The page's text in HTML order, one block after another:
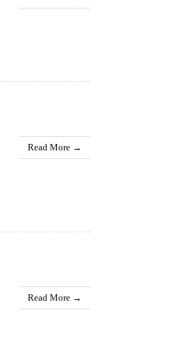
Read More →
Read More →